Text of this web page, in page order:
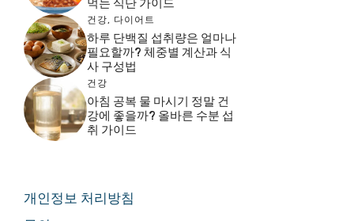
건강, 다이어트
하루 단백질 섭취량은 얼마나
필요할까? 체중별 계산과 식
사 구성법
건강
아침 공복 물 마시기 정말 건
강에 좋을까? 올바른 수분 섭
취 가이드
개인정보 처리방침